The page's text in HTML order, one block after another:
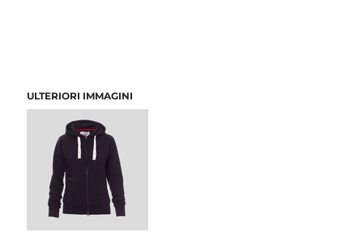
ULTERIORI IMMAGINI